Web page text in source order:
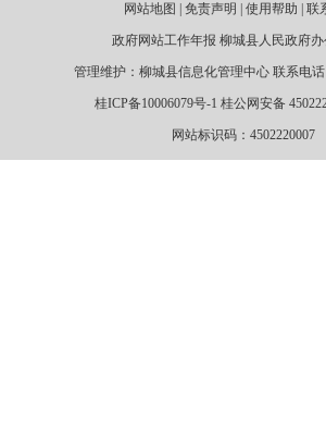
网站地图 | 免责声明 | 使用帮助 | 联
政府网站工作年报 柳城县人民政府
管理维护：柳城县信息化管理中心 联系电话
桂ICP备10006079号-1 桂公网安备
网站标识码：4502220007